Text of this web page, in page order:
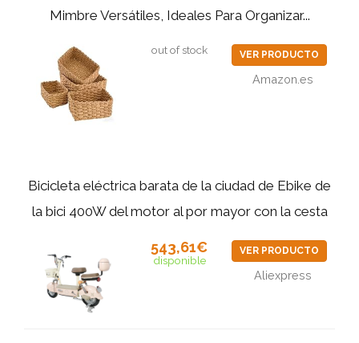
Mimbre Versátiles, Ideales Para Organizar...
out of stock VER PRODUCTO
Amazon.es
Bicicleta eléctrica barata de la ciudad de Ebike de
la bici 400W del motor al por mayor con la cesta
543,61€
disponible
VER PRODUCTO
Aliexpress